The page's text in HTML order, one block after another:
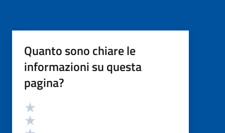
Quanto sono chiare le
informazioni su questa
pagina?
Valutazione